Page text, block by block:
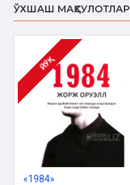
ЎХШАШ МАҲСУЛОТЛАР
ЙЎҚ
«1984»